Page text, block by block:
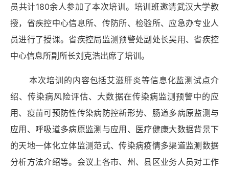
员共计180余人参加了本次培训。培训班邀请武汉大学教
授，省疾控中心信息所、传防所、检验所、应急办专业人
员进行了授课。省疾控局监测预警处副处长吴用、省疾控
中心信息所副所长刘克浩出席了培训。
本次培训的内容包括艾滋肝炎等信息化监测试点介
绍、传染病风险评估、大数据在传染病监测预警中的应
用、疫苗可预防性传染病防控新形势、肠道多病原监测与
应用、呼吸道多病原监测与应用、医疗健康大数据背景下
的天地一体化立体监测范式、传染病疫情多渠道监测数据
分析方法介绍等。会议上各市、州、县区业务人员对工作